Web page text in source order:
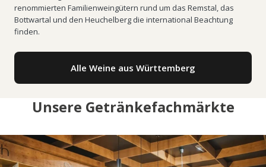
renommierten Familienweingütern rund um das Remstal, das
Bottwartal und den Heuchelberg die international Beachtung
finden.
Alle Weine aus Württemberg
Unsere Getränkefachmärkte